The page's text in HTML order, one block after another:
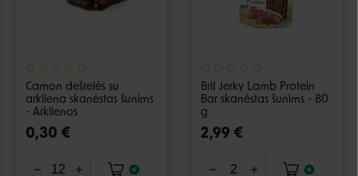
Camon dešrelės su
arkliena skanėstas šunims
- Arklienos
0,30 €
Brit Jerky Lamb Protein
Bar skanėstas šunims - 80
g
2,99 €